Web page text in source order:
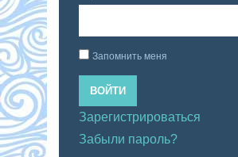
Запомнить меня
ВОЙТИ
Зарегистрироваться
Забыли пароль?